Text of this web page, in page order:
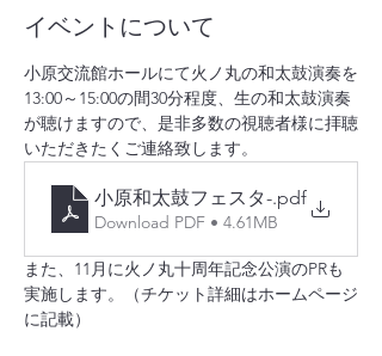
イベントについて
小原交流館ホールにて火ノ丸の和太鼓演奏を
13:00～15:00の間30分程度、生の和太鼓演奏
が聴けますので、是非多数の視聴者様に拝聴
いただきたくご連絡致します。
小原和太鼓フェスタ-.pdf
Download PDF • 4.61MB
また、11月に火ノ丸十周年記念公演のPRも
実施します。（チケット詳細はホームページ
に記載）